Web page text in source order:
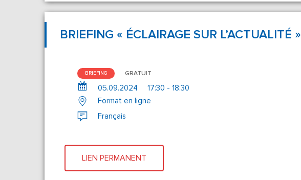
BRIEFING « ÉCLAIRAGE SUR L’ACTUALITÉ »
BRIEFING GRATUIT
05.09.2024
17:30 - 18:30
Format en ligne
Français
LIEN PERMANENT